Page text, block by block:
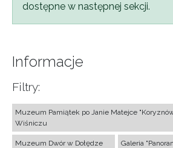
dostępne w następnej sekcji.
Informacje
Filtry:
Muzeum Pamiątek po Janie Matejce
Wiśniczu
Muzeum Dwór w Dołędze Galeria